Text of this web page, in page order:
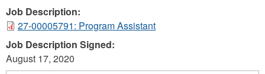
Job Description:
27-00005791: Program Assistant
Job Description Signed:
August 17, 2020